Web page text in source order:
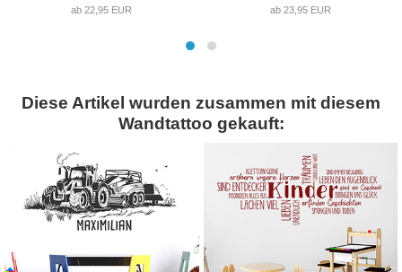
ab 22,95 EUR
ab 23,95 EUR
Diese Artikel wurden zusammen mit diesem
Wandtattoo gekauft: